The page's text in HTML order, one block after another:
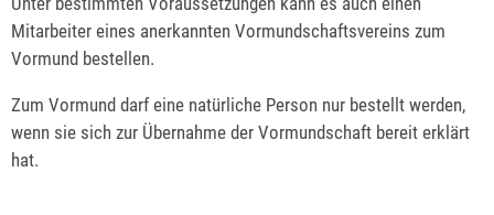
Mitarbeiter eines anerkannten Vormundschaftsvereins zum
Vormund bestellen.
Zum Vormund darf eine natürliche Person nur bestellt werden,
wenn sie sich zur Übernahme der Vormundschaft bereit erklärt
hat.